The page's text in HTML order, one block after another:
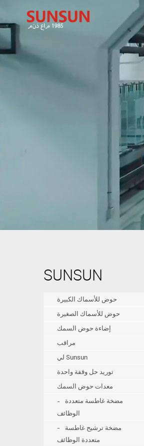
SUNSUN
حوض للأسماك الكبيرة
حوض للأسماك الصغيرة
إضاءة حوض السمك
مراقب
لي Sunsun
توريد حل وقفة واحدة
معدات حوض السمك
مضخة غاطسة متعددة
الوظائف
مضخة ترشيح غاطسة
متعددة الوظائف